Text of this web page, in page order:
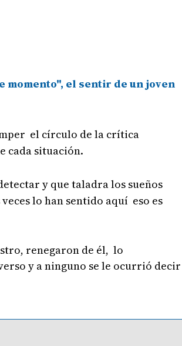
el sentir de un joven
el círculo de la crítica
cada situación.
y que taladra los sueños
lo han sentido aquí eso es
renegaron de él, lo
y a ninguno se le ocurrió decir